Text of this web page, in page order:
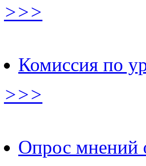
>>>
Комиссия по
>>>
Опрос мнений